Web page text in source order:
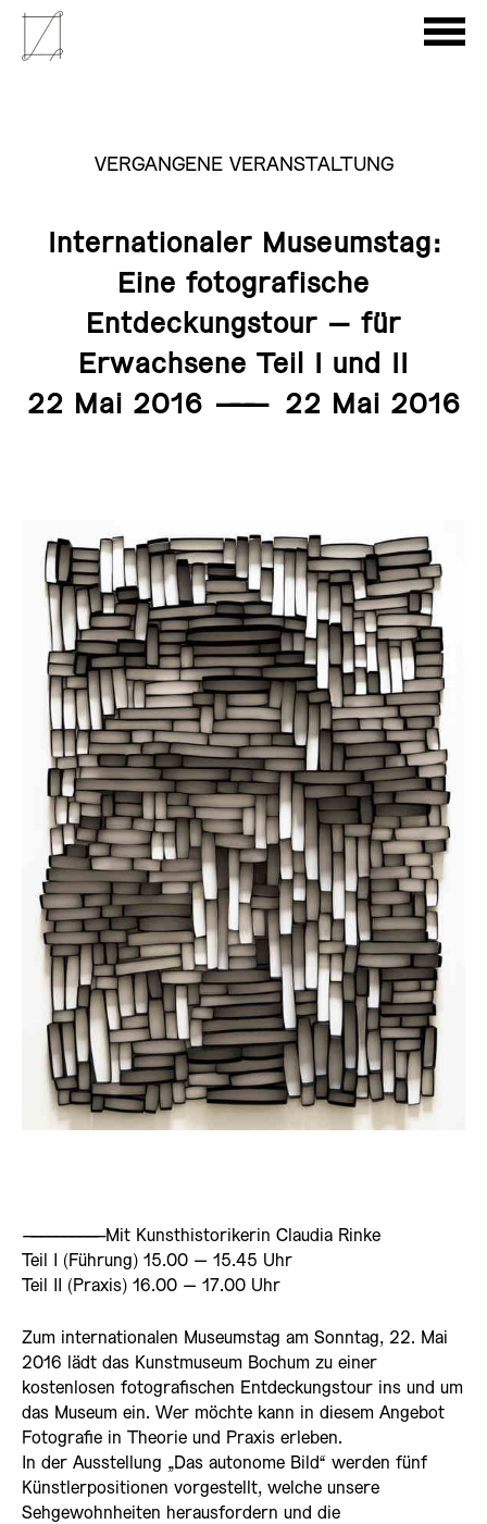
VERGANGENE VERANSTALTUNG
Internationaler Museumstag:
Eine fotografische
Entdeckungstour – für
Erwachsene Teil I und II
22 Mai 2016 ——— 22 Mai 2016
——————————Mit Kunsthistorikerin Claudia Rinke
Teil I (Führung) 15.00 – 15.45 Uhr
Teil II (Praxis) 16.00 – 17.00 Uhr
Zum internationalen Museumstag am Sonntag, 22. Mai
2016 lädt das Kunstmuseum Bochum zu einer
kostenlosen fotografischen Entdeckungstour ins und um
das Museum ein. Wer möchte kann in diesem Angebot
Fotografie in Theorie und Praxis erleben.
In der Ausstellung „Das autonome Bild“ werden fünf
Künstlerpositionen vorgestellt, welche unsere
Sehgewohnheiten herausfordern und die